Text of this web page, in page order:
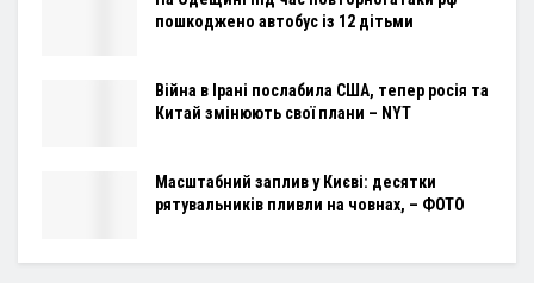
пошкоджено автобус із 12 дітьми
Війна в Ірані послабила США, тепер росія та
Китай змінюють свої плани – NYT
Масштабний заплив у Києві: десятки
рятувальників пливли на човнах, – ФОТО